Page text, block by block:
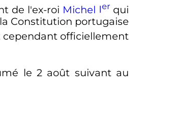
de l'ex-roi Michel Ier qui
Constitution portugaise
cependant officiellement
le 2 août suivant au